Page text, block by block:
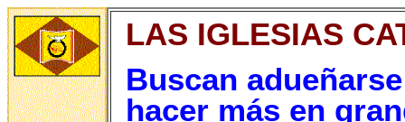
LAS IGLESIAS
Buscan
hacer más en